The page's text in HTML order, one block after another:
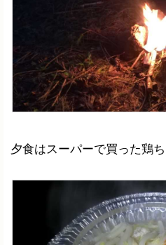
夕食はスーパーで買った鶏ち